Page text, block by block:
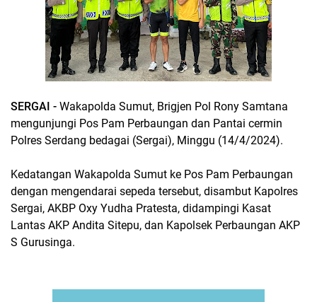
SERGAI - Wakapolda Sumut, Brigjen Pol Rony Samtana
mengunjungi Pos Pam Perbaungan dan Pantai cermin
Polres Serdang bedagai (Sergai), Minggu (14/4/2024).
Kedatangan Wakapolda Sumut ke Pos Pam Perbaungan
dengan mengendarai sepeda tersebut, disambut Kapolres
Sergai, AKBP Oxy Yudha Pratesta, didampingi Kasat
Lantas AKP Andita Sitepu, dan Kapolsek Perbaungan AKP
S Gurusinga.